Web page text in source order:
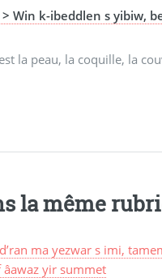
> Win k-ibeddlen s yibiw,
la peau, la coquille, la
la même
ma yezwar s imi,
âawaz yir summet